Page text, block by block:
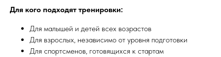
Для кого подходят тренировки:
Для малышей и детей всех возрастов
Для взрослых, независимо от уровня подготовки
Для спортсменов, готовящихся к стартам